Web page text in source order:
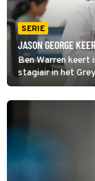
SERIE
JASON GEORGE
Ben Warren keert
stagiair in het
opnieuw zijn
ervan overtuigd